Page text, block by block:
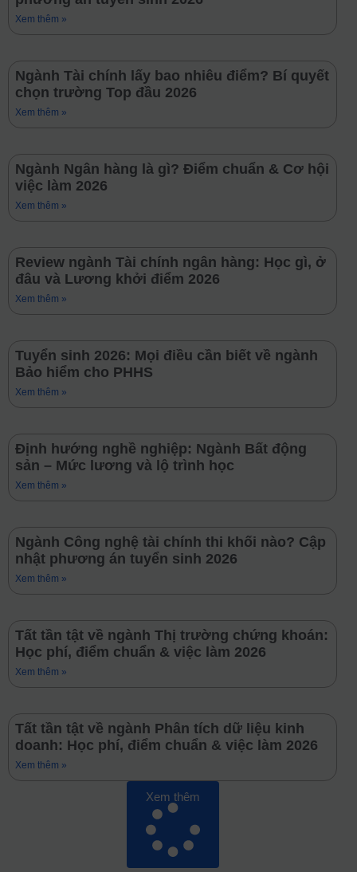
Xem thêm »
Ngành Tài chính lấy bao nhiêu điểm? Bí quyết
chọn trường Top đầu 2026
Xem thêm »
Ngành Ngân hàng là gì? Điểm chuẩn & Cơ hội
việc làm 2026
Xem thêm »
Review ngành Tài chính ngân hàng: Học gì, ở
đâu và Lương khởi điểm 2026
Xem thêm »
Tuyển sinh 2026: Mọi điều cần biết về ngành
Bảo hiểm cho PHHS
Xem thêm »
Định hướng nghề nghiệp: Ngành Bất động
sản – Mức lương và lộ trình học
Xem thêm »
Ngành Công nghệ tài chính thi khối nào? Cập
nhật phương án tuyển sinh 2026
Xem thêm »
Tất tần tật về ngành Thị trường chứng khoán:
Học phí, điểm chuẩn & việc làm 2026
Xem thêm »
Tất tần tật về ngành Phân tích dữ liệu kinh
doanh: Học phí, điểm chuẩn & việc làm 2026
Xem thêm »
Xem thêm